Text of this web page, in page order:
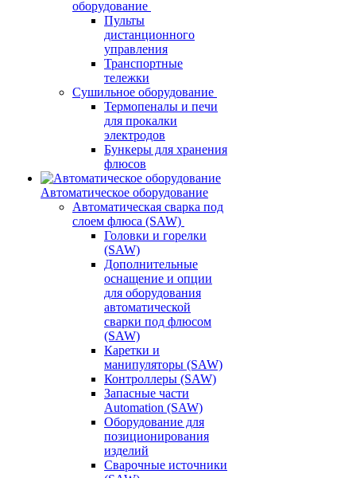
оборудование
Пульты
дистанционного
управления
Транспортные
тележки
Сушильное оборудование
Термопеналы и печи
для прокалки
электродов
Бункеры для хранения
флюсов
Автоматическое оборудование
Автоматическая сварка под
слоем флюса (SAW)
Головки и горелки
(SAW)
Дополнительные
оснащение и опции
для оборудования
автоматической
сварки под флюсом
(SAW)
Каретки и
манипуляторы (SAW)
Контроллеры (SAW)
Запасные части
Automation (SAW)
Оборудование для
позиционирования
изделий
Сварочные источники